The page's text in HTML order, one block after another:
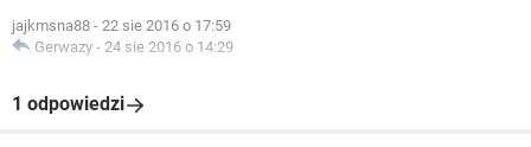
jajkmsna88 - 22 sie 2016 o 17:59
Gerwazy - 24 sie 2016 o 14:29
1 odpowiedzi